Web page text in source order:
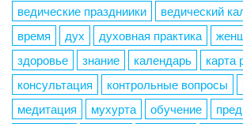
ведические праздниики
ведический
время
дух духовная практика
здоровье
знание календарь карта
консультация
контрольные вопросы
медитация
мухурта обучение